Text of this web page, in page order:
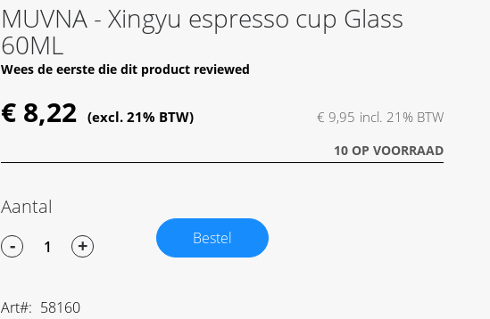
MUVNA - Xingyu espresso cup Glass
60ML
Wees de eerste die dit product reviewed
€ 8,22 € 9,95
10 OP VOORRAAD
Aantal
-
+ Bestel
Art 58160